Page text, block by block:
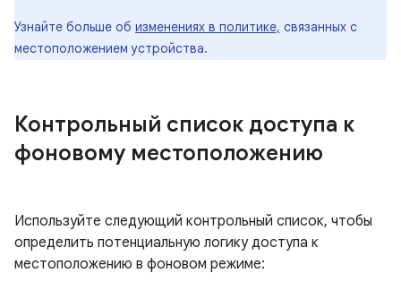
Узнайте больше об изменениях в политике, связанных с
местоположением устройства.
Контрольный список доступа к
фоновому местоположению
Используйте следующий контрольный список, чтобы
определить потенциальную логику доступа к
местоположению в фоновом режиме: